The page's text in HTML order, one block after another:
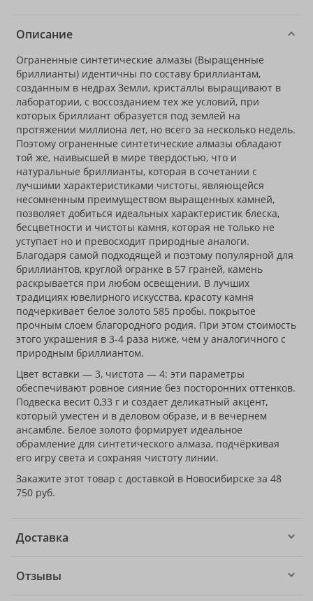
Описание
Ограненные синтетические алмазы (Выращенные
бриллианты) идентичны по составу бриллиантам,
созданным в недрах Земли, кристаллы выращивают в
лаборатории, с воссозданием тех же условий, при
которых бриллиант образуется под землей на
протяжении миллиона лет, но всего за несколько недель.
Поэтому ограненные синтетические алмазы обладают
той же, наивысшей в мире твердостью, что и
натуральные бриллианты, которая в сочетании с
лучшими характеристиками чистоты, являющейся
несомненным преимуществом выращенных камней,
позволяет добиться идеальных характеристик блеска,
бесцветности и чистоты камня, которая не только не
уступает но и превосходит природные аналоги.
Благодаря самой подходящей и поэтому популярной для
бриллиантов, круглой огранке в 57 граней, камень
раскрывается при любом освещении. В лучших
традициях ювелирного искусства, красоту камня
подчеркивает белое золото 585 пробы, покрытое
прочным слоем благородного родия. При этом стоимость
этого украшения в 3-4 раза ниже, чем у аналогичного с
природным бриллиантом.
Цвет вставки — 3, чистота — 4: эти параметры
обеспечивают ровное сияние без посторонних оттенков.
Подвеска весит 0,33 г и создает деликатный акцент,
который уместен и в деловом образе, и в вечернем
ансамбле. Белое золото формирует идеальное
обрамление для синтетического алмаза, подчёркивая
его игру света и сохраняя чистоту линии.
Закажите этот товар с доставкой в Новосибирске за 48
750 руб.
Доставка
Отзывы